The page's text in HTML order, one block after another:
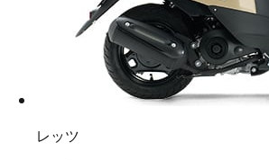
レッツ